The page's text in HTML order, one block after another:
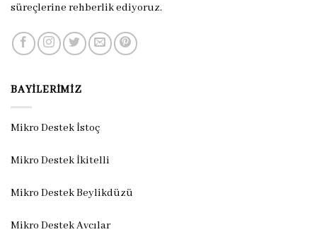
süreçlerine rehberlik ediyoruz.
BAYILERIMIZ
Mikro Destek İstoç
Mikro Destek İkitelli
Mikro Destek Beylikdüzü
Mikro Destek Avcılar